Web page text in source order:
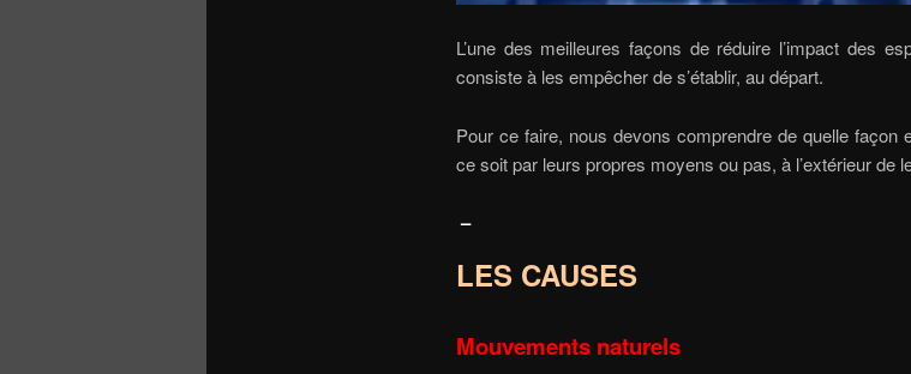
L’une des meilleures façons de réduire l’impact des
consiste à les empêcher de s’établir, au départ.
Pour ce faire, nous devons comprendre de quelle façon
ce soit par leurs propres moyens ou pas, à l’extérieur de
–
LES CAUSES
Mouvements naturels